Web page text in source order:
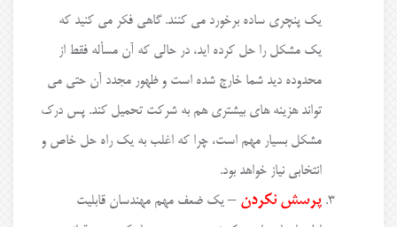
یک پنچری ساده برخورد می کنند. گاهی فکر می کنید که
یک مشکل را حل کرده اید، در حالی که آن مسأله فقط از
محدوده دید شما خارج شده است و ظهور مجدد آن حتی می
تواند هزینه های بیشتری هم به شرکت تحمیل کند. پس درک
مشکل بسیار مهم است، چرا که اغلب به یک راه حل خاص و
انتخابی نیاز خواهد بود.
پرسش نکردن – یک ضعف مهم مهندسان قابلیت